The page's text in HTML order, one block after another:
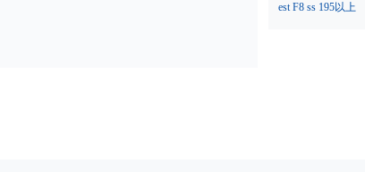
est F8 ss 195以上